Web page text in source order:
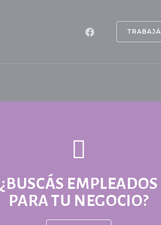
¿BUSCÁS EMPLEADOS
PARA TU NEGOCIO?